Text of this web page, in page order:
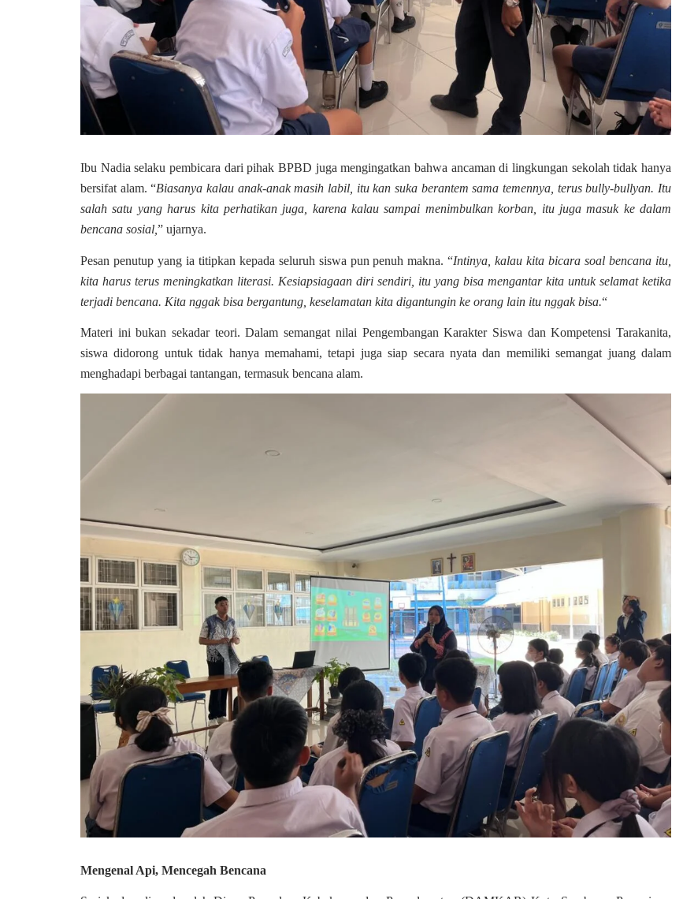
Ibu Nadia selaku pembicara dari pihak BPBD juga mengingatkan bahwa ancaman di lingkungan sekolah tidak hanya
bersifat alam. “Biasanya kalau anak-anak masih labil, itu kan suka berantem sama temennya, terus bully-bullyan. Itu
salah satu yang harus kita perhatikan juga, karena kalau sampai menimbulkan korban, itu juga masuk ke dalam
bencana sosial, ” ujarnya.
Pesan penutup yang ia titipkan kepada seluruh siswa pun penuh makna. “Intinya, kalau kita bicara soal bencana itu,
kita harus terus meningkatkan literasi. Kesiapsiagaan diri sendiri, itu yang bisa mengantar kita untuk selamat ketika
terjadi bencana. Kita nggak bisa bergantung, keselamatan kita digantungin ke orang lain itu nggak bisa.“
Materi ini bukan sekadar teori. Dalam semangat nilai Pengembangan Karakter Siswa dan Kompetensi Tarakanita,
siswa didorong untuk tidak hanya memahami, tetapi juga siap secara nyata dan memiliki semangat juang dalam
menghadapi berbagai tantangan, termasuk bencana alam.
Mengenal Api, Mencegah Bencana